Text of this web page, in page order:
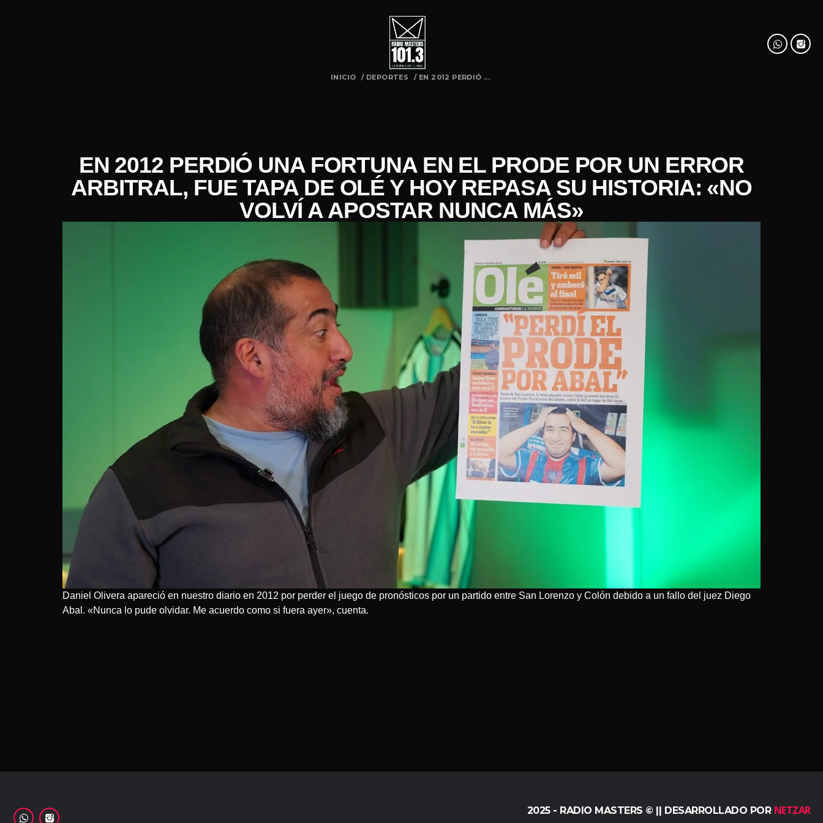
INICIO / DEPORTES / EN 2012 PERDIÓ ...
EN 2012 PERDIÓ UNA FORTUNA EN EL PRODE POR UN ERROR
ARBITRAL, FUE TAPA DE OLÉ Y HOY REPASA SU HISTORIA: «NO
VOLVÍ A APOSTAR NUNCA MÁS»
Daniel Olivera apareció en nuestro diario en 2012 por perder el juego de pronósticos por un partido entre San Lorenzo y Colón debido a un fallo del juez Diego
Abal. «Nunca lo pude olvidar. Me acuerdo como si fuera ayer», cuenta.
2025 - RADIO MASTERS © || DESARROLLADO POR NETZAR